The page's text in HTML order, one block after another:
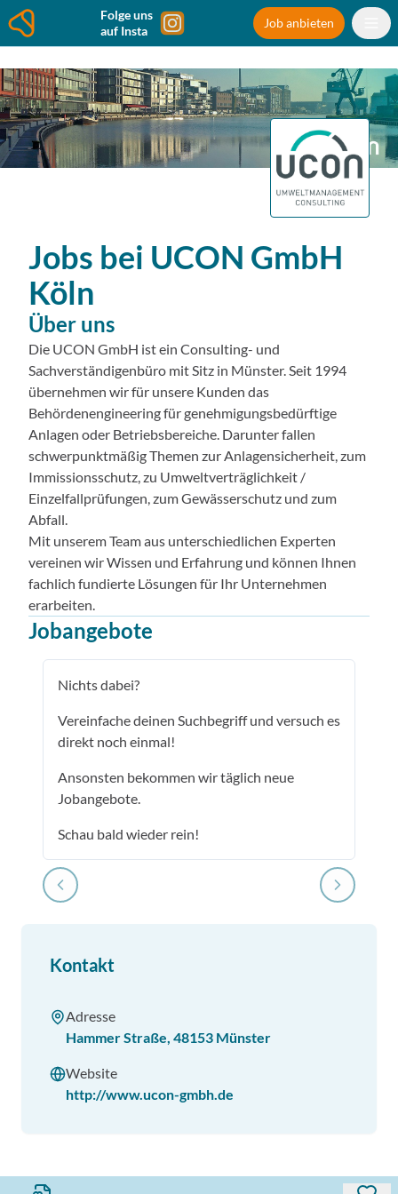
Folge uns
auf Insta
Job anbieten
Jobs bei UCON GmbH
Köln
Über uns
Die UCON GmbH ist ein Consulting- und
Sachverständigenbüro mit Sitz in Münster. Seit 1994
übernehmen wir für unsere Kunden das
Behördenengineering für genehmigungsbedürftige
Anlagen oder Betriebsbereiche. Darunter fallen
schwerpunktmäßig Themen zur Anlagensicherheit, zum
Immissionsschutz, zu Umweltverträglichkeit /
Einzelfallprüfungen, zum Gewässerschutz und zum
Abfall.
Mit unserem Team aus unterschiedlichen Experten
vereinen wir Wissen und Erfahrung und können Ihnen
fachlich fundierte Lösungen für Ihr Unternehmen
erarbeiten.
Jobangebote
Nichts dabei?
Vereinfache deinen Suchbegriff und versuch es
direkt noch einmal!
Ansonsten bekommen wir täglich neue
Jobangebote.
Schau bald wieder rein!
Kontakt
Adresse
Hammer Straße, 48153 Münster
Website
http://www.ucon-gmbh.de